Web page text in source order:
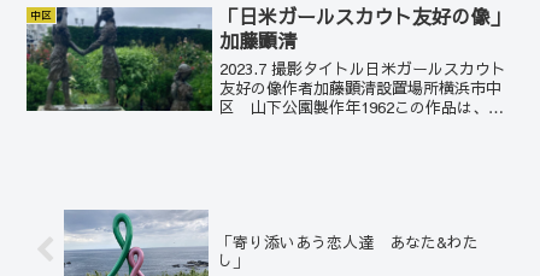
中区
「日米ガールスカウト友好の像」
加藤顕清
2023.7 撮影タイトル日米ガールスカウト
友好の像作者加藤顕清設置場所横浜市中
区 山下公園製作年1962この作品は、ア
「寄り添いあう恋人達 あなた&わた
し」